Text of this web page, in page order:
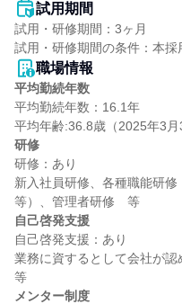
試用期間
試用・研修期間：3ヶ月
職場情報
平均勤続年数
平均勤続年数：16.1年
研修
研修：あり
新入社員研修、各種職能研
自己啓発支援
自己啓発支援：あり
業務に資するとして会社が
メンター制度